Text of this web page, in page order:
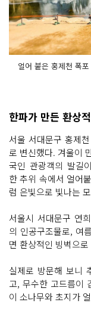
얼어 붙은 홍제천 폭
한파가 만든 환상
서울 서대문구 홍제
로 변신했다. 겨울이
국인 관광객의 발길
한 추위 속에서 얼어
럼 은빛으로 빛나는
서울시 서대문구 연
의 인공구조물로, 여
면 환상적인 빙벽으
실제로 방문해 보니
고, 무수한 고드름이
이 소나무와 초지가